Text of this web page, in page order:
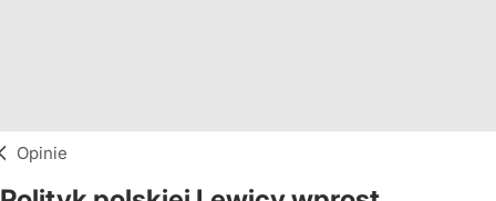
Opinie